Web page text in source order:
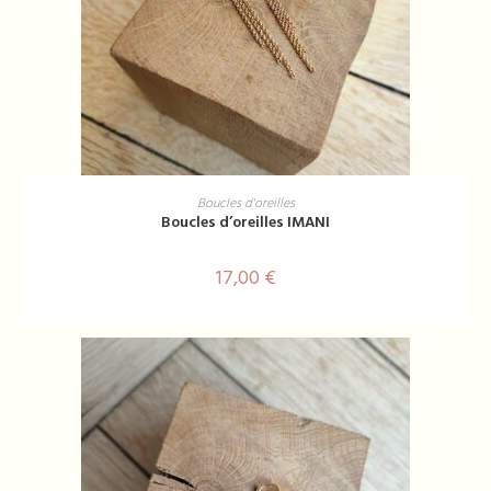
AJOUTER AU PANIER
Boucles d'oreilles
Boucles d’oreilles IMANI
17,00 €